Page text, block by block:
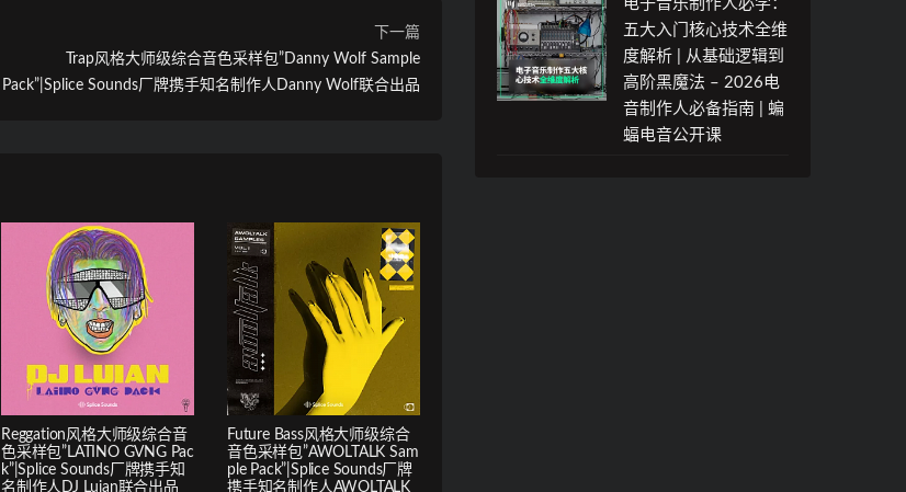
下一篇
Trap风格大师级综合音色采样包”Danny Wolf Sample
Pack”|Splice Sounds厂牌携手知名制作人Danny Wolf联合出品
Reggation风格大师级综合音
色采样包”LATINO GVNG Pac
k”|Splice Sounds厂牌携手知
名制作人DJ Luian联合出品
Future Bass风格大师级综合
音色采样包”AWOLTALK Sam
ple Pack”|Splice Sounds厂牌
携手知名制作人AWOLTALK
电子音乐制作人必学：
五大入门核心技术全维
度解析 | 从基础逻辑到
高阶黑魔法 – 2026电
音制作人必备指南 | 蝙
蝠电音公开课